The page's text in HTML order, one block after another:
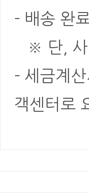
- 배송 완
※ 단, 사
- 세금계
객센터로